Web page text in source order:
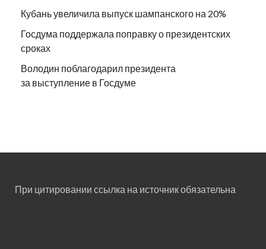
Кубань увеличила выпуск шампанского на 20%
Госдума поддержала поправку о президентских
сроках
Володин поблагодарил президента
за выступление в Госдуме
При цитировании ссылка на источник обязательна